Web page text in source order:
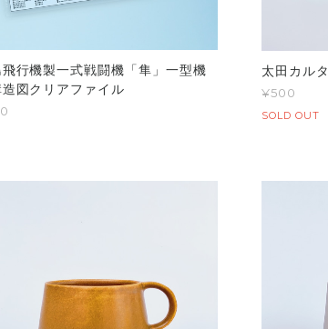
行機製一式戦闘機「隼」一型機
図クリアファイル
太田カルタ
¥500
SOLD OUT